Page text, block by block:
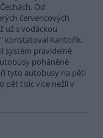
Od
červencových
už s vodáckou
konstatoval Kantořík.
systém pravidelné
poháněné
tyto autobusy na pěti
pět tisíc více nežli v